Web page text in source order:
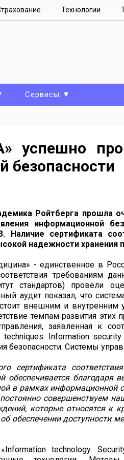
Технологии
Сервисы ▼
успешно
безопасности
Ройтберга прошла
информационной
Наличие сертификата
надежности хранения
- единственное в
требованиям
стандартов) провели
аудит показал, что
внешним и внутренним
темпам развития
заявленная к
techniques. Information
безопасности. Системы
сертификата
обеспечивается благодаря
в рамках информационной
совершенствуем
которые относятся к
обеспечении доступности
technology.